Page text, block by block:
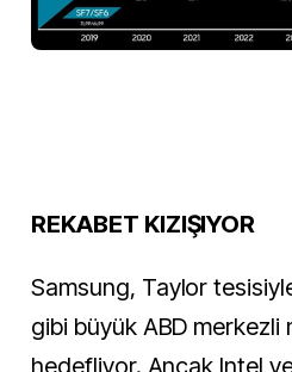
REKABET KIZIŞIYOR
Samsung, Taylor
gibi büyük ABD merkezli
hedefliyor. Ancak Intel